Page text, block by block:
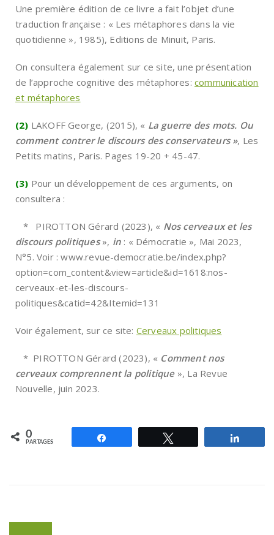
Une première édition de ce livre a fait l’objet d’une
traduction française : « Les métaphores dans la vie
quotidienne », 1985), Editions de Minuit, Paris.
On consultera également sur ce site, une présentation
de l’approche cognitive des métaphores: communication
et métaphores
(2) LAKOFF George, (2015), « La guerre des mots. Ou
comment contrer le discours des conservateurs », Les
Petits matins, Paris. Pages 19-20 + 45-47.
(3) Pour un développement de ces arguments, on
consultera :
* PIROTTON Gérard (2023), « Nos cerveaux et les
discours politiques», in : « Démocratie », Mai 2023,
N°5. Voir : www.revue-democratie.be/index.php?
option=com_content&view=article&id=1618:nos-
cerveaux-et-les-discours-
politiques&catid=42&Itemid=131
Voir également, sur ce site: Cerveaux politiques
* PIROTTON Gérard (2023), « Comment nos
cerveaux comprennent la politique», La Revue
Nouvelle, juin 2023.
0
PARTAGES